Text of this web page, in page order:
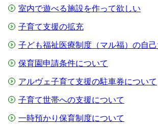
室内で遊べる施設を作って欲しい
子育て支援の拡充
⼦ども福祉医療制度（マル福）の⾃⼰
保育園申請条件について
アルヴェ⼦育て⽀援の駐⾞券について
⼦育て世帯への⽀援について
一時預かり保育制度について